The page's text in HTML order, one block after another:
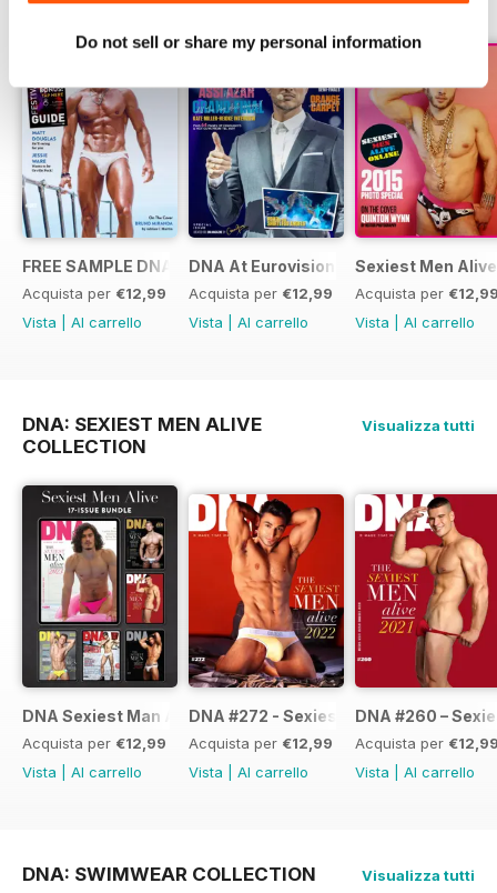
Do not sell or share my personal information
FREE SAMPLE DNA 317 – The Spanish Issue
Acquista per €12,99
Vista
Al carrello
DNA At Eurovision 2019
Acquista per €12,99
Vista
Al carrello
Sexiest Men
Acquista per
Vista
Al carrello
DNA: SEXIEST MEN ALIVE
COLLECTION
Visualizza tutti
DNA Sexiest Man Alive Collection
Acquista per €12,99
Vista
Al carrello
DNA #272 - Sexiest Men Alive 2022
Acquista per €12,99
Vista
Al carrello
DNA #260 –
Acquista per
Vista
Al carrello
DNA: SWIMWEAR COLLECTION Visualizza tutti